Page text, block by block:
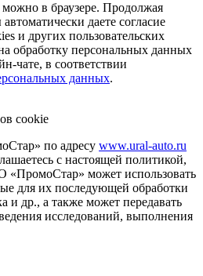
в браузере. Продолжая
даете согласие
и других пользовательских
обработку персональных данных
чате, в соответствии
данных.
cookie
по адресу www.ural-auto.ru
с настоящей политикой,
«ПромоСтар» может использовать
для их последующей обработки
и др., а также может передавать
исследований, выполнения